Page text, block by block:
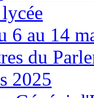
6 au 14
du
2025